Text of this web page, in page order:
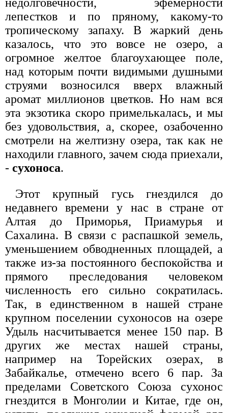
недолговечности, эфемерности
лепестков и по пряному, какому-то
тропическому запаху. В жаркий день
казалось, что это вовсе не озеро, а
огромное желтое благоухающее поле,
над которым почти видимыми душными
струями возносился вверх влажный
аромат миллионов цветков. Но нам вся
эта экзотика скоро примелькалась, и мы
без удовольствия, а, скорее, озабоченно
смотрели на желтизну озера, так как не
находили главного, зачем сюда приехали,
- сухоноса.
Этот крупный гусь гнездился до
недавнего времени у нас в стране от
Алтая до Приморья, Приамурья и
Сахалина. В связи с распашкой земель,
уменьшением обводненных площадей, а
также из-за постоянного беспокойства и
прямого преследования человеком
численность его сильно сократилась.
Так, в единственном в нашей стране
крупном поселении сухоносов на озере
Удыль насчитывается менее 150 пар. В
других же местах нашей страны,
например на Торейских озерах, в
Забайкалье, отмечено всего 6 пар. За
пределами Советского Союза сухонос
гнездится в Монголии и Китае, где он,